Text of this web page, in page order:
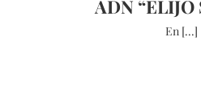
ADN “ELIJO
En [...]